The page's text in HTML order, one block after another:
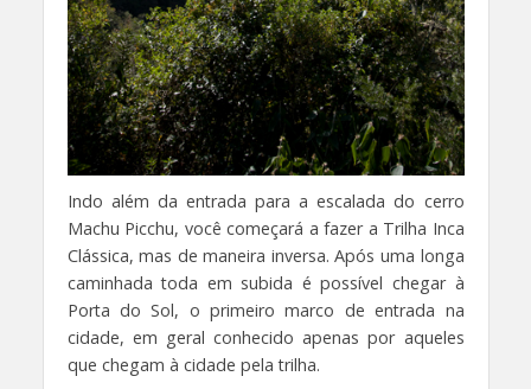
Indo além da entrada para a escalada do cerro
Machu Picchu, você começará a fazer a Trilha Inca
Clássica, mas de maneira inversa. Após uma longa
caminhada toda em subida é possível chegar à
Porta do Sol, o primeiro marco de entrada na
cidade, em geral conhecido apenas por aqueles
que chegam à cidade pela trilha.